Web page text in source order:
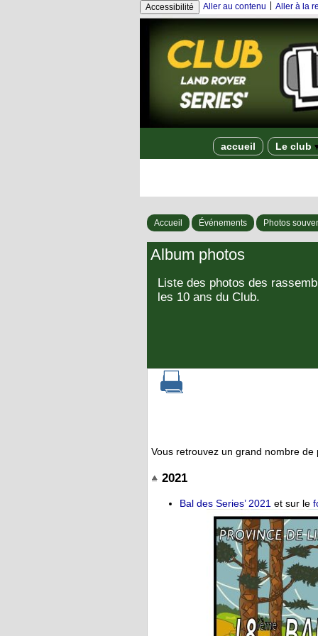
Accessibilité Aller au contenu Aller à la
accueil Le club
Accueil Événements Photos
Album photos
Liste des photos des
les 10 ans du Club.
Vous retrouvez un grand nombre
2021
Bal des Series’ 2021 et sur le